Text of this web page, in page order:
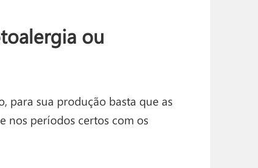
ou
para sua produção basta que as
nos períodos certos com os